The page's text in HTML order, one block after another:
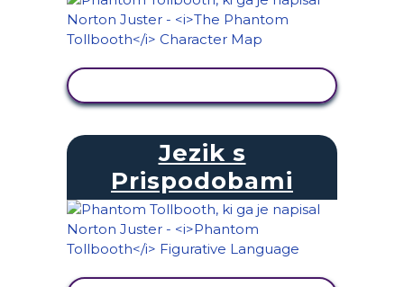
Jezik s
Prispodobami